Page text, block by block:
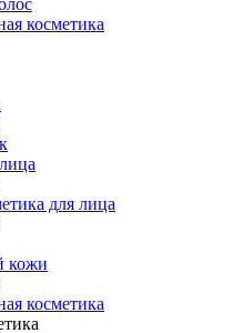
косметика
для лица
кожи
косметика